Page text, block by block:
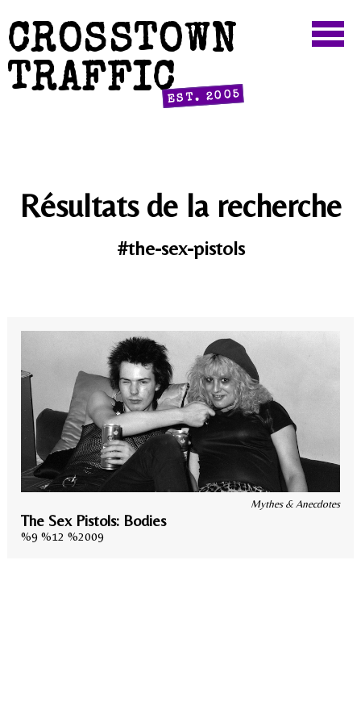
CROSSTOWN
TRAFFICEST. 2005
Résultats de la recherche
#the-sex-pistols
Mythes & Anecdotes
The Sex Pistols: Bodies
%9 %12 %2009